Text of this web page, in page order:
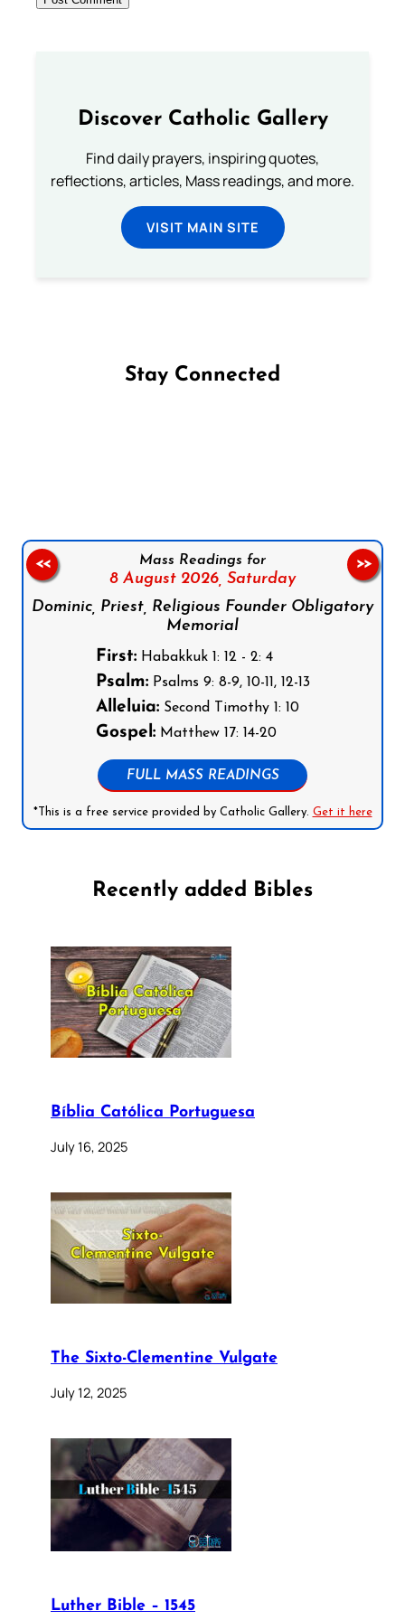
Discover Catholic Gallery
Find daily prayers, inspiring quotes,
reflections, articles, Mass readings, and more.
VISIT MAIN SITE
Stay Connected
Mass Readings for
8 August 2026, Saturday
Dominic, Priest, Religious Founder Obligatory
Memorial
First:Habakkuk 1: 12 - 2: 4
Psalm:Psalms 9: 8-9, 10-11, 12-13
Alleluia:Second Timothy 1: 10
Gospel:Matthew 17: 14-20
FULL MASS READINGS
*This is a free service provided by Catholic Gallery. Get it here
<< >>
Recently added Bibles
Bíblia Católica Portuguesa
July 16, 2025
The Sixto-Clementine Vulgate
July 12, 2025
Luther Bible – 1545